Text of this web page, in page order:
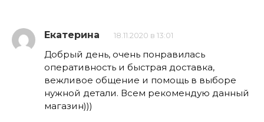
Екатерина 18.11.2020 в 13:01
Добрый день, очень понравилась
оперативность и быстрая доставка,
вежливое общение и помощь в выборе
нужной детали. Всем рекомендую данный
магазин)))